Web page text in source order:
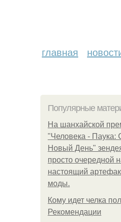
главная
Популярные
На шанхайской
"Человека - Паука:
Новый День"
просто очередной
настоящий
моды.
Кому идет челка
Рекомендации